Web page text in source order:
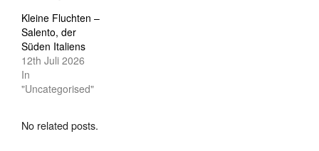
Kleine Fluchten –
Salento, der
Süden Italiens
12th Juli 2026
In
"Uncategorised"
No related posts.